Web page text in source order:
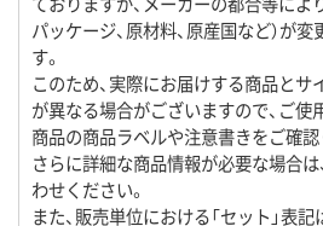
パッケージ、原材料、原産国など）が
す。
このため、実際にお届けする商品と
が異なる場合がございますので、ご
商品の商品ラベルや注意書きをご確認
さらに詳細な商品情報が必要な場合
わせください。
また、販売単位における「セット」表